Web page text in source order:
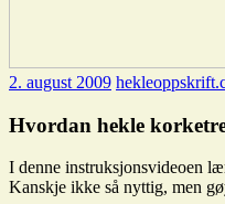
2. august 2009
Hvordan hekle
I denne instruksjonsvideoen
Kanskje ikke så nyttig, men